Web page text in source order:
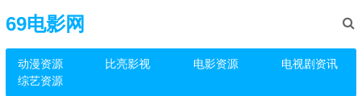
69电影网
动漫资源 比亮影视 电影资源
电视剧资讯
综艺资源